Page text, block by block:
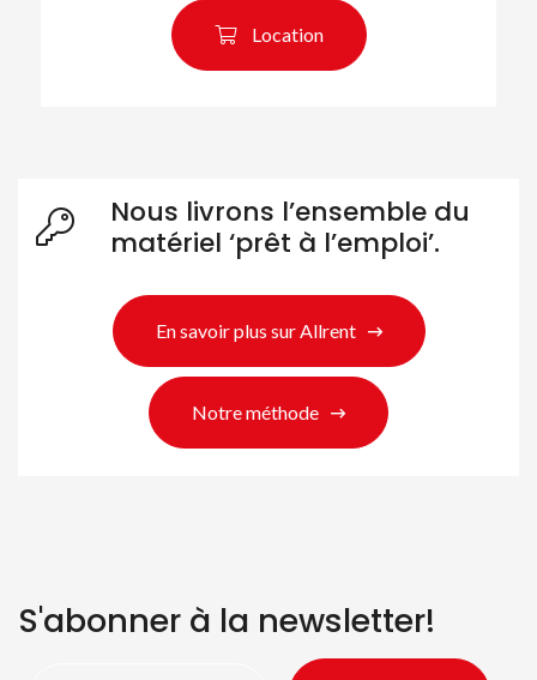
Location
Nous livrons l’ensemble du
matériel ‘prêt à l’emploi’.
En savoir plus sur Allrent
Notre méthode
S'abonner à la newsletter!